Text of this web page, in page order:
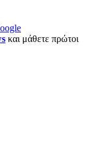
και μάθετε πρώτοι